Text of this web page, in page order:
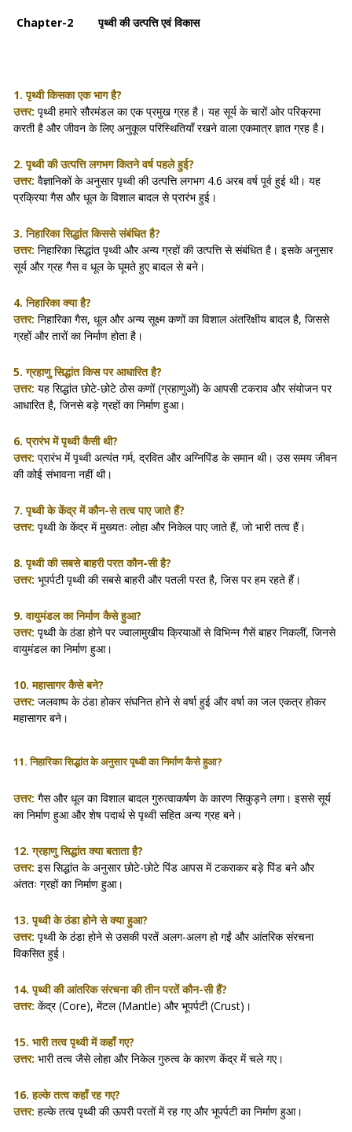
Chapter-2 पृथ्वी की उत्पत्ति एवं विकास
1. पृथ्वी किसका एक भाग है?
उत्तर: पृथ्वी हमारे सौरमंडल का एक प्रमुख ग्रह है। यह सूर्य के चारों ओर परिक्रमा
करती है और जीवन के लिए अनुकूल परिस्थितियाँ रखने वाला एकमात्र ज्ञात ग्रह है।
2. पृथ्वी की उत्पत्ति लगभग कितने वर्ष पहले हुई?
उत्तर: वैज्ञानिकों के अनुसार पृथ्वी की उत्पत्ति लगभग 4.6 अरब वर्ष पूर्व हुई थी। यह
प्रक्रिया गैस और धूल के विशाल बादल से प्रारंभ हुई।
3. निहारिका सिद्धांत किससे संबंधित है?
उत्तर: निहारिका सिद्धांत पृथ्वी और अन्य ग्रहों की उत्पत्ति से संबंधित है। इसके अनुसार
सूर्य और ग्रह गैस व धूल के घूमते हुए बादल से बने।
4. निहारिका क्या है?
उत्तर: निहारिका गैस, धूल और अन्य सूक्ष्म कणों का विशाल अंतरिक्षीय बादल है, जिससे
ग्रहों और तारों का निर्माण होता है।
5. ग्रहाणु सिद्धांत किस पर आधारित है?
उत्तर: यह सिद्धांत छोटे-छोटे ठोस कणों (ग्रहाणुओं) के आपसी टकराव और संयोजन पर
आधारित है, जिनसे बड़े ग्रहों का निर्माण हुआ।
6. प्रारंभ में पृथ्वी कैसी थी?
उत्तर: प्रारंभ में पृथ्वी अत्यंत गर्म, द्रवित और अग्निपिंड के समान थी। उस समय जीवन
की कोई संभावना नहीं थी।
7. पृथ्वी के केंद्र में कौन-से तत्व पाए जाते हैं?
उत्तर: पृथ्वी के केंद्र में मुख्यतः लोहा और निकेल पाए जाते हैं, जो भारी तत्व हैं।
8. पृथ्वी की सबसे बाहरी परत कौन-सी है?
उत्तर: भूपर्पटी पृथ्वी की सबसे बाहरी और पतली परत है, जिस पर हम रहते हैं।
9. वायुमंडल का निर्माण कैसे हुआ?
उत्तर: पृथ्वी के ठंडा होने पर ज्वालामुखीय क्रियाओं से विभिन्न गैसें बाहर निकलीं, जिनसे
वायुमंडल का निर्माण हुआ।
10. महासागर कैसे बने?
उत्तर: जलवाष्प के ठंडा होकर संघनित होने से वर्षा हुई और वर्षा का जल एकत्र होकर
महासागर बने।
11. निहारिका सिद्धांत के अनुसार पृथ्वी का निर्माण कैसे हुआ?
उत्तर: गैस और धूल का विशाल बादल गुरुत्वाकर्षण के कारण सिकुड़ने लगा। इससे सूर्य
का निर्माण हुआ और शेष पदार्थ से पृथ्वी सहित अन्य ग्रह बने।
12. ग्रहाणु सिद्धांत क्या बताता है?
उत्तर: इस सिद्धांत के अनुसार छोटे-छोटे पिंड आपस में टकराकर बड़े पिंड बने और
अंततः ग्रहों का निर्माण हुआ।
13. पृथ्वी के ठंडा होने से क्या हुआ?
उत्तर: पृथ्वी के ठंडा होने से उसकी परतें अलग-अलग हो गईं और आंतरिक संरचना
विकसित हुई।
14. पृथ्वी की आंतरिक संरचना की तीन परतें कौन-सी हैं?
उत्तर: केंद्र (Core), मेंटल (Mantle) और भूपर्पटी (Crust)।
15. भारी तत्व पृथ्वी में कहाँ गए?
उत्तर: भारी तत्व जैसे लोहा और निकेल गुरुत्व के कारण केंद्र में चले गए।
16. हल्के तत्व कहाँ रह गए?
उत्तर: हल्के तत्व पृथ्वी की ऊपरी परतों में रह गए और भूपर्पटी का निर्माण हुआ।